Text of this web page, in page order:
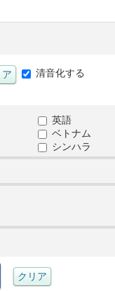
清音化する
英語
ベトナム
シンハラ